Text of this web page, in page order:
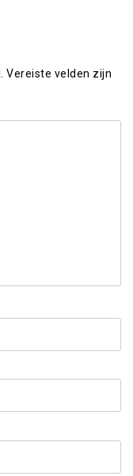
Vereiste velden zijn